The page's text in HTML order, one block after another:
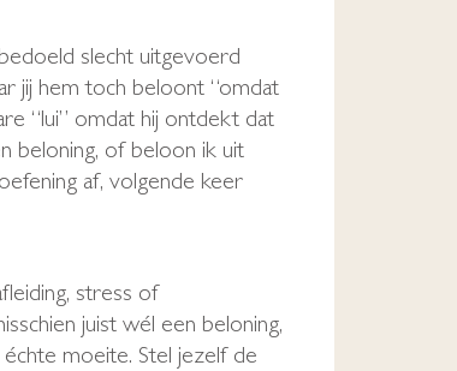
slecht uitgevoerd
jij hem toch beloont “omdat
“lui” omdat hij ontdekt dat
beloning, of beloon ik uit
af, volgende keer
stress of
juist wél een beloning,
moeite. Stel jezelf de